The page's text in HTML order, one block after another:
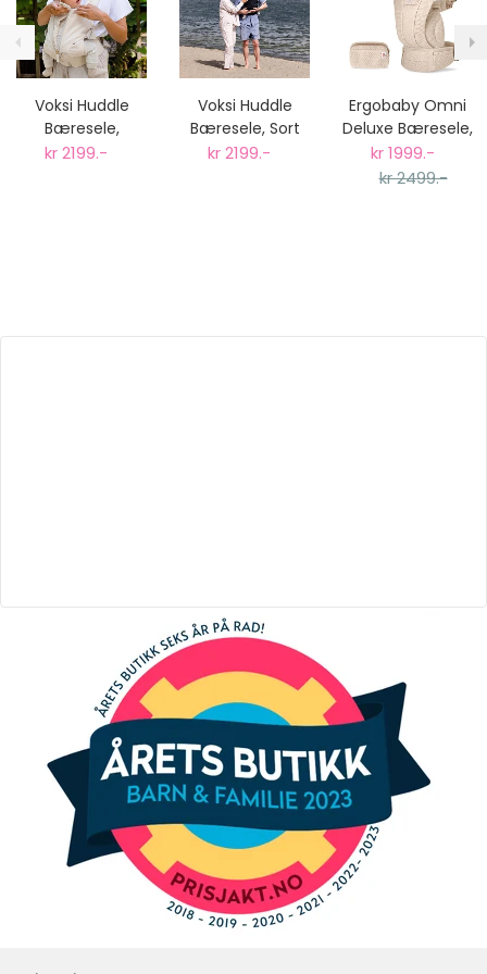
Voksi Huddle
Bæresele,
Cream
kr 2199.-
Voksi Huddle
Bæresele, Sort
kr 2199.-
Ergobaby Omni
Deluxe Bæresele,
Natural Beige
Mesh
kr 1999.-
kr 2499.-